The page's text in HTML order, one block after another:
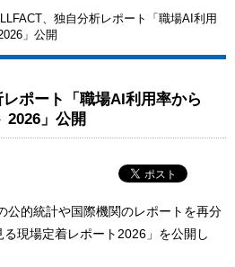
、独自分析レポート「職場AI利用
」公開
ポート「職場AI利用率から
2026」公開
公的統計や国際機関のレポートを再分
現場定着レポート2026」を公開し